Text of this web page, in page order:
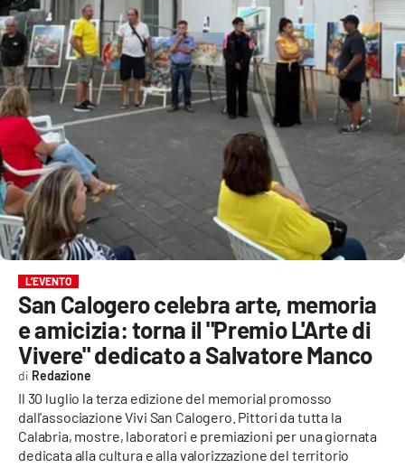
SOCIETÀ
CULTURA
ECONOMIA E LAVORO
EVENTI
SPORT
Streaming
LAC TV
LAC NETWORK
LAC ONAIR
LaC
Network
LACPLAY.IT
L’EVENTO
San Calogero celebra arte, memoria
e amicizia: torna il "Premio L'Arte di
Vivere" dedicato a Salvatore Manco
Il 30 luglio la terza edizione del memorial promosso
dall'associazione Vivi San Calogero. Pittori da tutta la
Calabria, mostre, laboratori e premiazioni per una giornata
dedicata alla cultura e alla valorizzazione del territorio
Redazione